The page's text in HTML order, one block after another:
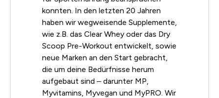
konnten. In den letzten 20 Jahren
haben wir wegweisende Supplemente,
wie z.B. das Clear Whey oder das Dry
Scoop Pre-Workout entwickelt, sowie
neue Marken an den Start gebracht,
die um deine Bedürfnisse herum
aufgebaut sind – darunter MP,
Myvitamins, Myvegan und MyPRO. Wir